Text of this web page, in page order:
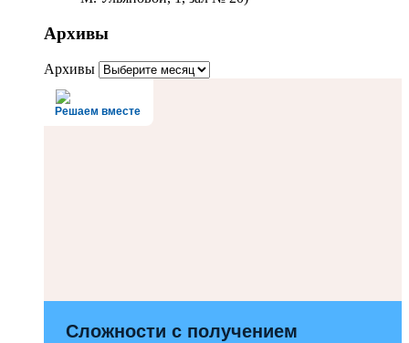
Архивы
Архивы
Решаем вместе
Сложности с получением